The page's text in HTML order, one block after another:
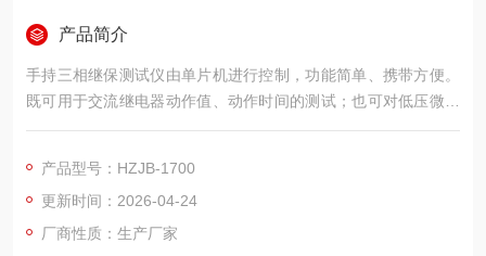
产品简介
手持三相继保测试仪由单片机进行控制，功能简单、携带方便。
既可用于交流继电器动作值、动作时间的测试；也可对低压微机
线路保护的复压闭锁方向过流、零序过流、低周减载等保护功能
压器差动保护的起动值、速断值、二次谐波涌流闭锁值的测试。
产品型号：HZJB-1700
更新时间：2026-04-24
厂商性质：生产厂家